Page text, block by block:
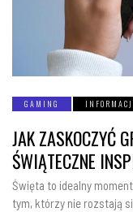
GAMING
JAK ZASKOCZYĆ
ŚWIĄTECZNE
Święta to idealny
tym, którzy nie rozstają